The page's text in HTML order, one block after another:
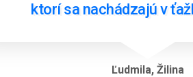
ktorí sa nachádzajú v
Ľudmila, Žilina